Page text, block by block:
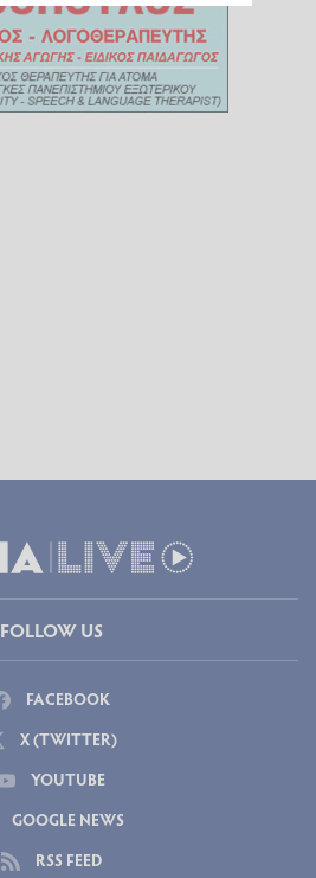
FOLLOW US
FACEBOOK
X (TWITTER)
YOUTUBE
GOOGLE NEWS
RSS FEED